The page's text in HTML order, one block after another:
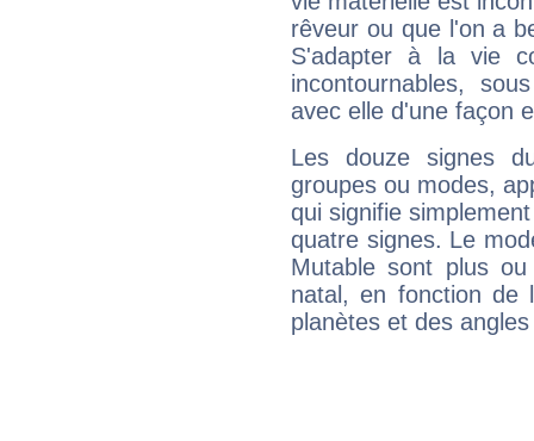
rêveur ou que l'on a
S'adapter à la vie
incontournables,
avec elle d'une façon
Les douze signes
groupes ou modes,
qui signifie
quatre signes. Le
Mutable sont plus
natal, en fonction de
planètes et des